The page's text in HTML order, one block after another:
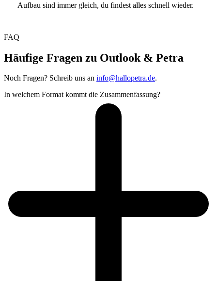
Aufbau sind immer gleich, du findest alles schnell wieder.
FAQ
Häufige Fragen zu Outlook & Petra
Noch Fragen? Schreib uns an info@hallopetra.de.
In welchem Format kommt die Zusammenfassung?